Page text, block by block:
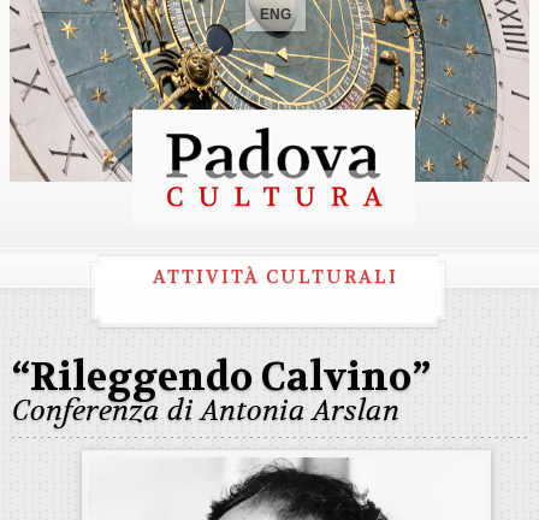
ENG
ATTIVITÀ CULTURALI
“Rileggendo Calvino”
Conferenza di Antonia Arslan